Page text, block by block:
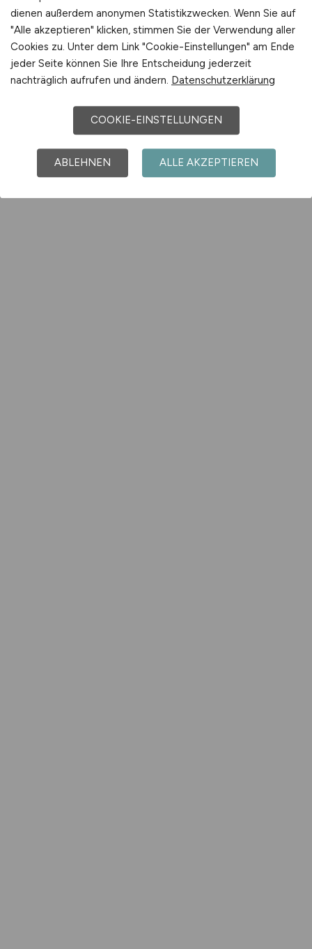
dienen außerdem anonymen Statistikzwecken. Wenn Sie auf
"Alle akzeptieren" klicken, stimmen Sie der Verwendung aller
Cookies zu. Unter dem Link "Cookie-Einstellungen" am Ende
jeder Seite können Sie Ihre Entscheidung jederzeit
nachträglich aufrufen und ändern. Datenschutzerklärung
COOKIE-EINSTELLUNGEN
ABLEHNEN ALLE AKZEPTIEREN